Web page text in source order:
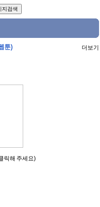
툰) 더보기
릭해 주세요)